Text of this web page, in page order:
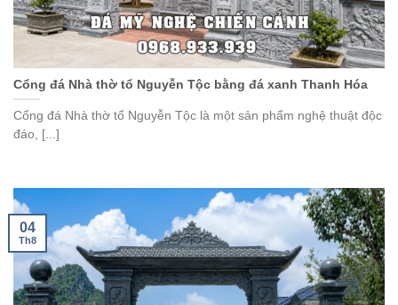
Cổng đá Nhà thờ tổ Nguyễn Tộc bằng đá xanh Thanh Hóa
Cổng đá Nhà thờ tổ Nguyễn Tộc là một sản phẩm nghệ thuật độc
đáo, [...]
04
Th8